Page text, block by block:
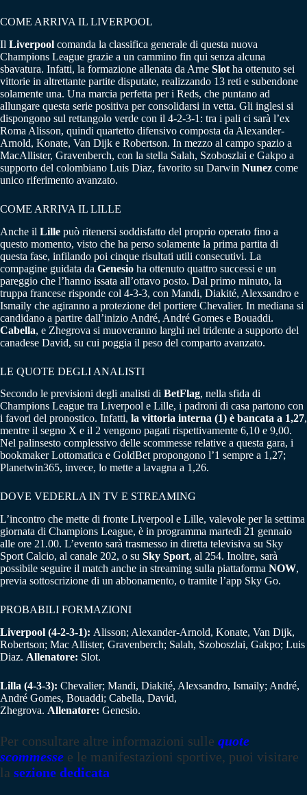
COME ARRIVA IL LIVERPOOL
Il Liverpool comanda la classifica generale di questa nuova
Champions League grazie a un cammino fin qui senza alcuna
sbavatura. Infatti, la formazione allenata da Arne Slot ha ottenuto sei
vittorie in altrettante partite disputate, realizzando 13 reti e subendone
solamente una. Una marcia perfetta per i Reds, che puntano ad
allungare questa serie positiva per consolidarsi in vetta. Gli inglesi si
dispongono sul rettangolo verde con il 4-2-3-1: tra i pali ci sarà l’ex
Roma Alisson, quindi quartetto difensivo composta da Alexander-
Arnold, Konate, Van Dijk e Robertson. In mezzo al campo spazio a
MacAllister, Gravenberch, con la stella Salah, Szoboszlai e Gakpo a
supporto del colombiano Luis Diaz, favorito su Darwin Nunez come
unico riferimento avanzato.
COME ARRIVA IL LILLE
Anche il Lille può ritenersi soddisfatto del proprio operato fino a
questo momento, visto che ha perso solamente la prima partita di
questa fase, infilando poi cinque risultati utili consecutivi. La
compagine guidata da Genesio ha ottenuto quattro successi e un
pareggio che l’hanno issata all’ottavo posto. Dal primo minuto, la
truppa francese risponde col 4-3-3, con Mandi, Diakité, Alexsandro e
Ismaily che agiranno a protezione del portiere Chevalier. In mediana si
candidano a partire dall’inizio André, André Gomes e Bouaddi.
Cabella, e Zhegrova si muoveranno larghi nel tridente a supporto del
canadese David, su cui poggia il peso del comparto avanzato.
LE QUOTE DEGLI ANALISTI
Secondo le previsioni degli analisti di BetFlag, nella sfida di
Champions League tra Liverpool e Lille, i padroni di casa partono con
i favori del pronostico. Infatti, la vittoria interna (1) è bancata a 1,27,
mentre il segno X e il 2 vengono pagati rispettivamente 6,10 e 9,00.
Nel palinsesto complessivo delle scommesse relative a questa gara, i
bookmaker Lottomatica e GoldBet propongono l’1 sempre a 1,27;
Planetwin365, invece, lo mette a lavagna a 1,26.
DOVE VEDERLA IN TV E STREAMING
L’incontro che mette di fronte Liverpool e Lille, valevole per la settima
giornata di Champions League, è in programma martedì 21 gennaio
alle ore 21.00. L’evento sarà trasmesso in diretta televisiva su Sky
Sport Calcio, al canale 202, o su Sky Sport, al 254. Inoltre, sarà
possibile seguire il match anche in streaming sulla piattaforma NOW,
previa sottoscrizione di un abbonamento, o tramite l’app Sky Go.
PROBABILI FORMAZIONI
Liverpool (4-2-3-1): Alisson; Alexander-Arnold, Konate, Van Dijk,
Robertson; Mac Allister, Gravenberch; Salah, Szoboszlai, Gakpo; Luis
Diaz. Allenatore: Slot.
Lilla (4-3-3): Chevalier; Mandi, Diakité, Alexsandro, Ismaily; André,
André Gomes, Bouaddi; Cabella, David,
Zhegrova. Allenatore: Genesio.
Per consultare altre informazioni sulle quote
scommesse e le manifestazioni sportive, puoi visitare
la sezione dedicata